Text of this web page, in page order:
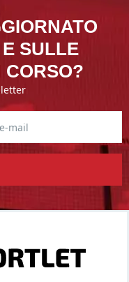
SULLE
CORSO?